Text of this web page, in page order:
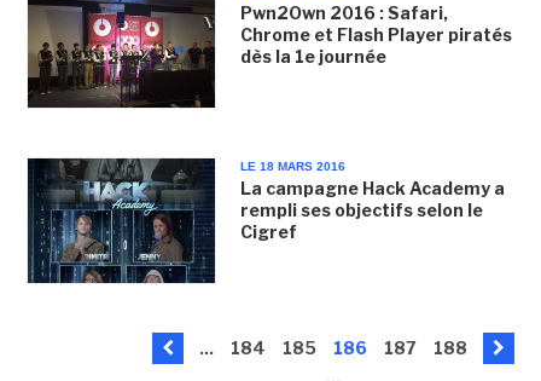
Pwn2Own 2016 : Safari,
Chrome et Flash Player piratés
dès la 1e journée
LE 18 MARS 2016
La campagne Hack Academy a
rempli ses objectifs selon le
Cigref
... 184 185 186 187
188